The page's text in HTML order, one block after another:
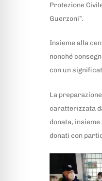
Protezione
Guerzoni”.
Insieme alla
nonché
con un
La
caratterizzata
donata,
donati con